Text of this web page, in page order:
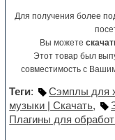
Для получения более
Вы можете
Этот товар был
совместимость с
Теги: Сэмплы для
музыки | Скачать,
Плагины для